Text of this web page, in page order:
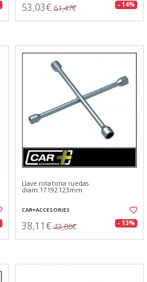
53,03€ 61,47€ - 14%
Llave rotatoria ruedas
diam.17192123mm
CAR+ACCESORIES
38,11€ 43,86€ - 13%